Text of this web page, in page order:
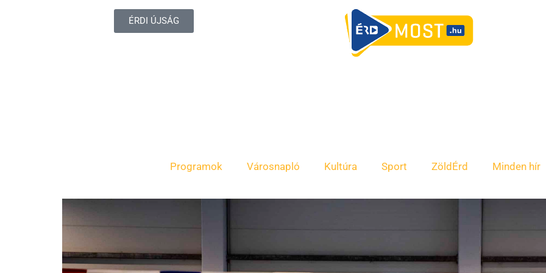
ÉRDI ÚJSÁG
Programok Városnapló Kultúra Sport ZöldÉrd Minden hír